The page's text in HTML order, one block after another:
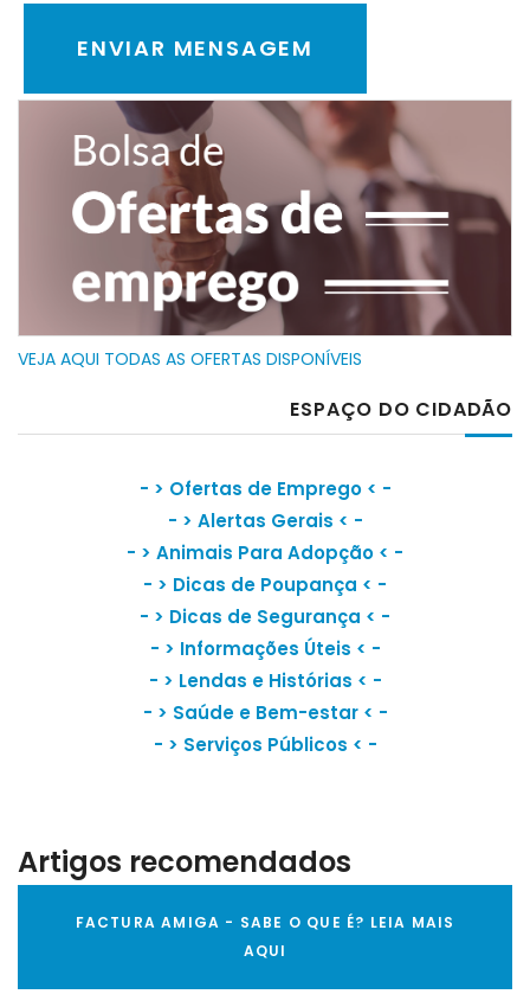
VEJA AQUI TODAS AS OFERTAS DISPONÍVEIS
ESPAÇO DO CIDADÃO
- > Ofertas de Emprego< -
- > Alertas Gerais < -
- > Animais Para Adopção < -
- > Dicas de Poupança < -
- > Dicas de Segurança < -
- > Informações Úteis < -
- > Lendas e Histórias < -
- > Saúde e Bem-estar< -
- > Serviços Públicos < -
Artigos recomendados
FACTURA AMIGA - SABE O QUE É? LEIA MAIS
AQUI